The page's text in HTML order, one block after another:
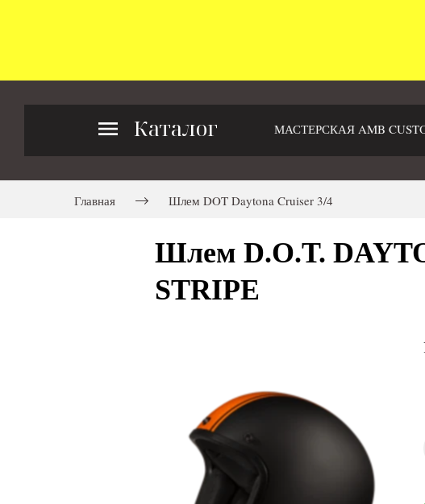
Каталог МАСТЕРСКАЯ AMB
Главная Шлем DOT Daytona Cruiser 3/4
Шлем D.O.T.
STRIPE